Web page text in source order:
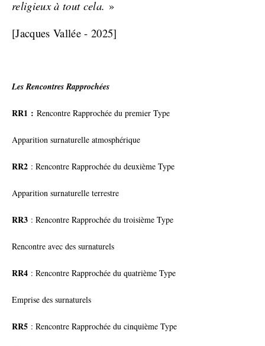
religieux à tout cela. »
[Jacques Vallée - 2025]
Les Rencontres Rapprochées
RR1 : Rencontre Rapprochée du premier Type
Apparition surnaturelle atmosphérique
RR2 : Rencontre Rapprochée du deuxième Type
Apparition surnaturelle terrestre
RR3 : Rencontre Rapprochée du troisième Type
Rencontre avec des surnaturels
RR4 : Rencontre Rapprochée du quatrième Type
Emprise des surnaturels
RR5 : Rencontre Rapprochée du cinquième Type